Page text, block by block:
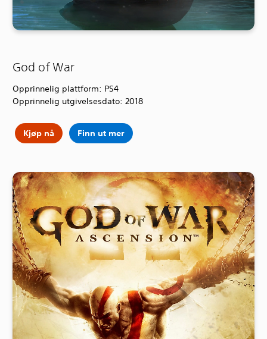
God of War
Opprinnelig plattform: PS4
Opprinnelig utgivelsesdato: 2018
Kjøp nå Finn ut mer